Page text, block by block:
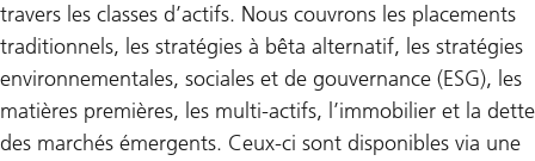
travers les classes d’actifs. Nous couvrons les placements
traditionnels, les stratégies à bêta alternatif, les stratégies
environnementales, sociales et de gouvernance (ESG), les
matières premières, les multi-actifs, l’immobilier et la dette
des marchés émergents. Ceux-ci sont disponibles via une